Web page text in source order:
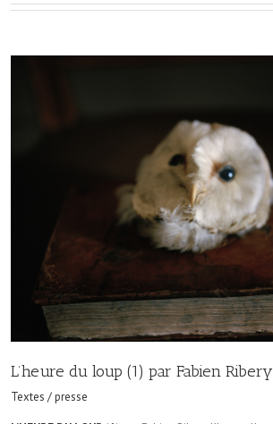
L’heure du loup (1) par Fabien Ribery
Textes / presse